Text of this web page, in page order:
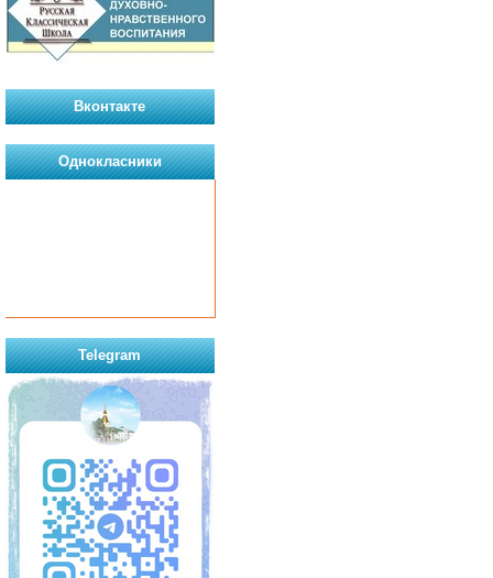
Вконтакте
Однокласники
Telegram